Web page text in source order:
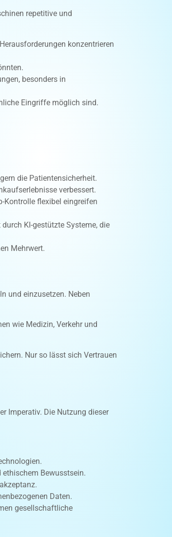
repetitive und
konzentrieren
besonders in
Eingriffe möglich sind.
die Patientensicherheit.
verbessert.
Kontrolle flexibel eingreifen
KI-gestützte Systeme, die
Mehrwert.
und einzusetzen. Neben
wie Medizin, Verkehr und
Nur so lässt sich Vertrauen
Imperativ. Die Nutzung dieser
Bewusstsein.
Daten.
gesellschaftliche